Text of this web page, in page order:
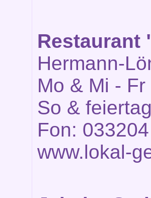
Restaurant
Hermann-
Mo & Mi -
So &
Fon:
www.lokal-